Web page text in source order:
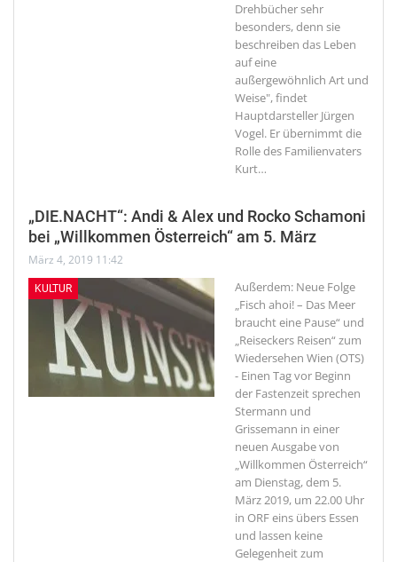
Drehbücher sehr
besonders, denn sie
beschreiben das Leben
auf eine
außergewöhnlich Art und
Weise", findet
Hauptdarsteller Jürgen
Vogel. Er übernimmt die
Rolle des Familienvaters
Kurt…
„DIE.NACHT“: Andi & Alex und Rocko Schamoni
bei „Willkommen Österreich“ am 5. März
März 4, 2019 11:42
KULTUR
Außerdem: Neue Folge
„Fisch ahoi! – Das Meer
braucht eine Pause“ und
„Reiseckers Reisen“ zum
Wiedersehen Wien (OTS)
- Einen Tag vor Beginn
der Fastenzeit sprechen
Stermann und
Grissemann in einer
neuen Ausgabe von
„Willkommen Österreich“
am Dienstag, dem 5.
März 2019, um 22.00 Uhr
in ORF eins übers Essen
und lassen keine
Gelegenheit zum